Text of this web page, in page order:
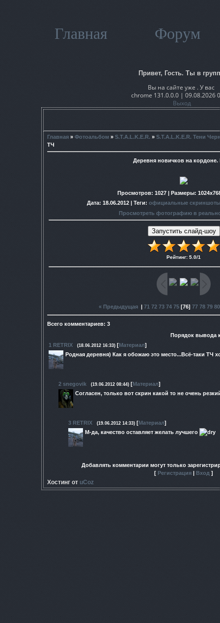
Главная Форум
Привет, Гость. Ты в
Вы на сайте уже . У вас
chrome 131.0.0.0 | 09.08.2026
Выход
Главная » Фотоальбом » S.T.A.L.K.E.R. » S.T.A.L.K.E.R. Тени
ТЧ
Деревня новичков на кордоне.
Просмотров: 1027 | Размеры:
Дата: 18.06.2012 | Теги: официальные
Просмотреть фотографию в
Рейтинг: 5.0/1
« Предыдущая| 71 72 73 74 75[76] 77 78 79 80
Всего комментариев: 3
Порядок вывода
1
RETRIX (18.06.2012 16:33) [Материал]
Родная деревня) Как я обожаю это место...Всё-таки ТЧ
2 snegovik (19.06.2012 08:44) [Материал]
Согласен, только вот скрин какой то не очень
3 RETRIX (19.06.2012 14:33) [Материал]
М-да, качество оставляет желать лучшего
Добавлять комментарии могут только
[ Регистрация Вход ]
Хостинг от uCoz